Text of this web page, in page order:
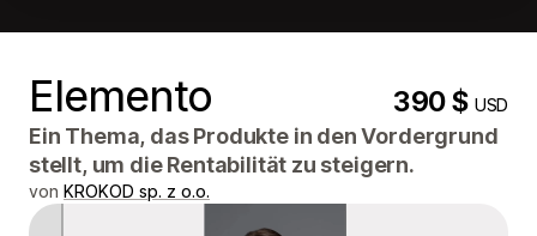
Elemento 390 $USD
Ein Thema, das Produkte in den Vordergrund
stellt, um die Rentabilität zu steigern.
von KROKOD sp. z o.o.